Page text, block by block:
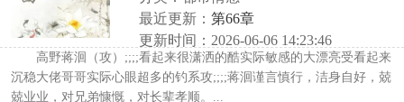
最近更新： 第66章
更新时间：2026-06-06 14:23:46
高野蒋洄（攻）;;;;看起来很潇洒的酷实际敏感的大漂亮受看起来
沉稳大佬哥哥实际心眼超多的钓系攻;;;;蒋洄谨言慎行，洁身自好，兢
兢业业，对兄弟慷慨，对长辈孝顺。...